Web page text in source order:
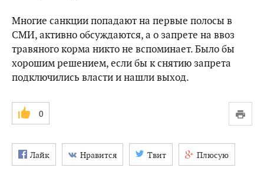
Многие санкции попадают на первые полосы в
СМИ, активно обсуждаются, а о запрете на ввоз
травяного корма никто не вспоминает. Было бы
хорошим решением, если бы к снятию запрета
подключились власти и нашли выход.
0
Лайк Нравится Твит Плюсую